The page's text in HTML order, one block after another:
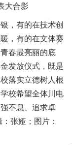
地日石日发言
合影